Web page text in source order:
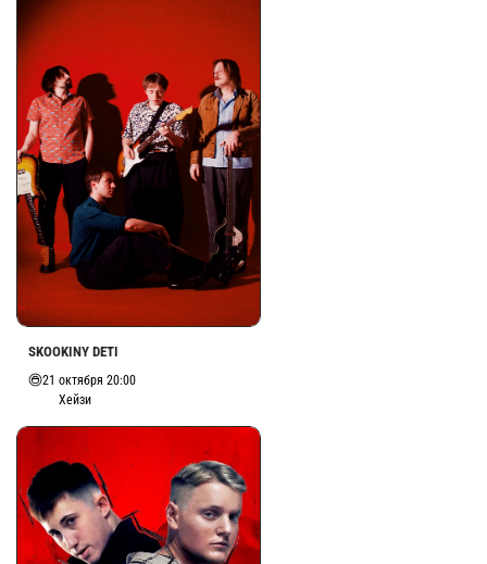
SKOOKINY DETI
21 октября 20:00
Хейзи